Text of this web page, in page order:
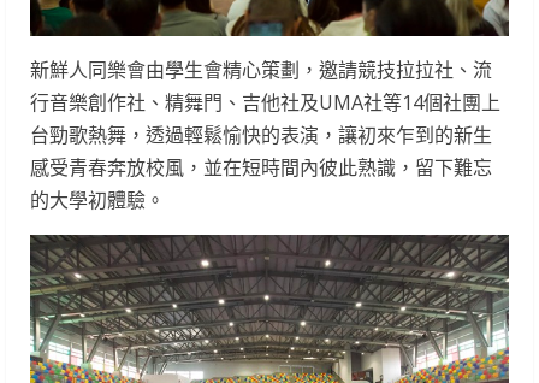
新鮮人同樂會由學生會精心策劃，邀請競技拉拉社、流
行音樂創作社、精舞門、吉他社及UMA社等14個社團上
台勁歌熱舞，透過輕鬆愉快的表演，讓初來乍到的新生
感受青春奔放校風，並在短時間內彼此熟識，留下難忘
的大學初體驗。